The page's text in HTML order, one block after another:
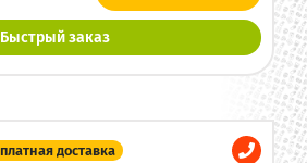
Быстрый заказ
доставка